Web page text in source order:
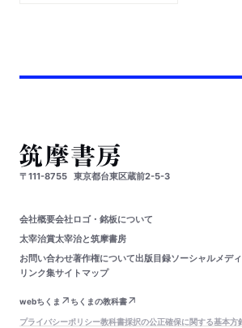
〒111-8755 東京都台東区蔵前2-5-3
会社概要会社ロゴ・銘板について
太宰治賞太宰治と筑摩書房
お問い合わせ著作権について出版目録ソーシャルメデ
リンク集サイトマップ
webちくま
ちくまの教科書
プライバシーポリシー教科書採択の公正確保に関する基本方